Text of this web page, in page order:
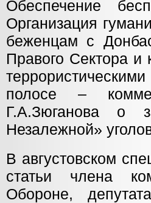
Обеспечение
Организация
беженцам с
Правого Сектора и
полосе –
Г.А.Зюганова о
Незалежной»
В августовском
статьи члена
Обороне,